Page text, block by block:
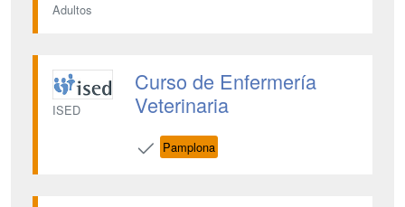
Adultos
ISED
Curso de Enfermería
Veterinaria
Pamplona